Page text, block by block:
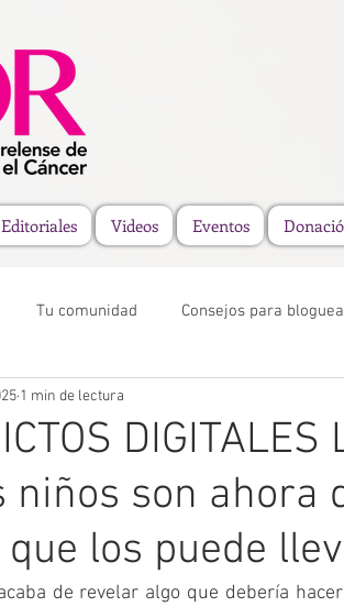
Editoriales Videos Eventos
Tu comunidad Consejos para
niños son ahora
los puede
1 min de lectura
de revelar algo que debería